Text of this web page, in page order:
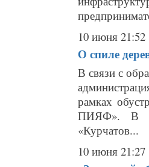
10 июня 21:52
О спиле
В связи с
рамках
ПИЯФ». В
«Курчатов...
10 июня 21:27